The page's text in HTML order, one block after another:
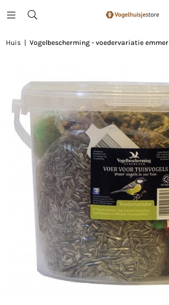
Huis Vogelbescherming - voedervariatie emmer